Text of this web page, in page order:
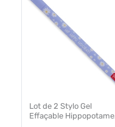
Lot de 2 Stylo Gel
Effaçable Hippopotame